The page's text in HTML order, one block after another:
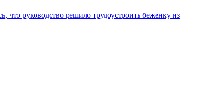
руководство решило трудоустроить беженку из